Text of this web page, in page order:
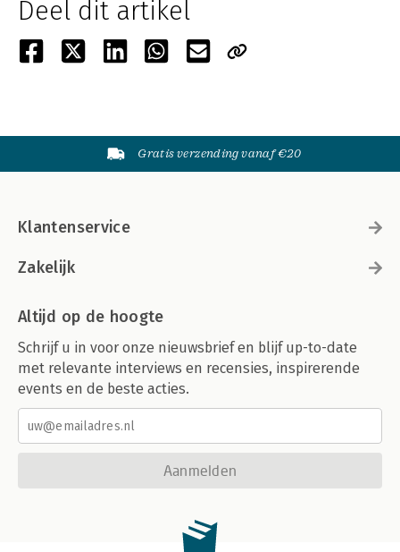
Deel dit artikel
Gratis verzending vanaf €20
Klantenservice
Zakelijk
Altijd op de hoogte
Schrijf u in voor onze nieuwsbrief en blijf up-to-date
met relevante interviews en recensies, inspirerende
events en de beste acties.
Aanmelden